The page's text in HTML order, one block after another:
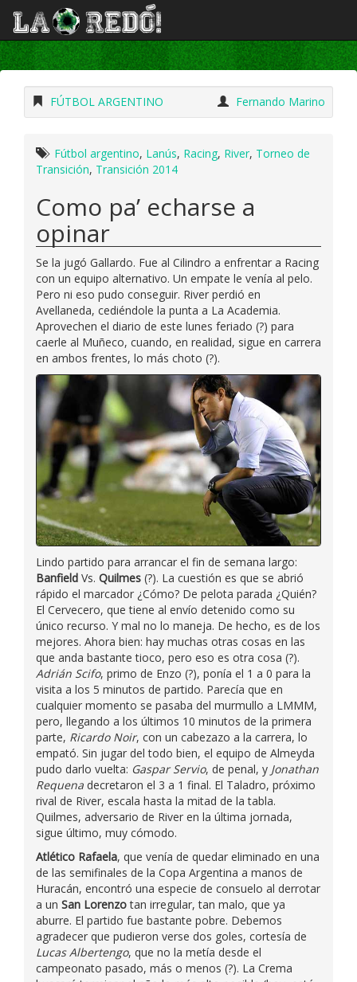
FÚTBOL ARGENTINO Fernando Marino
Fútbol argentino, Lanús, Racing, River, Torneo de
Transición, Transición 2014
Como pa’ echarse a
opinar
Se la jugó Gallardo. Fue al Cilindro a enfrentar a Racing
con un equipo alternativo. Un empate le venía al pelo.
Pero ni eso pudo conseguir. River perdió en
Avellaneda, cediéndole la punta a La Academia.
Aprovechen el diario de este lunes feriado (?) para
caerle al Muñeco, cuando, en realidad, sigue en carrera
en ambos frentes, lo más choto (?).
Lindo partido para arrancar el fin de semana largo:
Banfield Vs. Quilmes (?). La cuestión es que se abrió
rápido el marcador ¿Cómo? De pelota parada ¿Quién?
El Cervecero, que tiene al envío detenido como su
único recurso. Y mal no lo maneja. De hecho, es de los
mejores. Ahora bien: hay muchas otras cosas en las
que anda bastante tioco, pero eso es otra cosa (?).
Adrián Scifo, primo de Enzo (?), ponía el 1 a 0 para la
visita a los 5 minutos de partido. Parecía que en
cualquier momento se pasaba del murmullo a LMMM,
pero, llegando a los últimos 10 minutos de la primera
parte, Ricardo Noir, con un cabezazo a la carrera, lo
empató. Sin jugar del todo bien, el equipo de Almeyda
pudo darlo vuelta: Gaspar Servio, de penal, y Jonathan
Requena decretaron el 3 a 1 final. El Taladro, próximo
rival de River, escala hasta la mitad de la tabla.
Quilmes, adversario de River en la última jornada,
sigue último, muy cómodo.
Atlético Rafaela, que venía de quedar eliminado en una
de las semifinales de la Copa Argentina a manos de
Huracán, encontró una especie de consuelo al derrotar
a un San Lorenzotan irregular, tan malo, que ya
aburre. El partido fue bastante pobre. Debemos
agradecer que pudieron verse dos goles, cortesía de
Lucas Albertengo, que no la metía desde el
campeonato pasado, más o menos (?). La Crema